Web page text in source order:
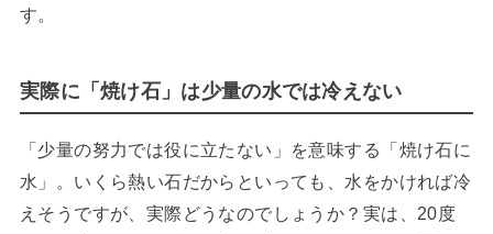
す。
実際に「焼け石」は少量の水では冷えない
「少量の努力では役に立たない」を意味する「焼け石に
水」。いくら熱い石だからといっても、水をかければ冷
えそうですが、実際どうなのでしょうか？実は、20度